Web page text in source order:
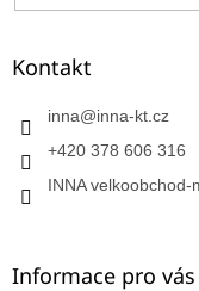
Kontakt
inna@inna-kt.cz
+420 378 606 316
INNA
Informace pro vás